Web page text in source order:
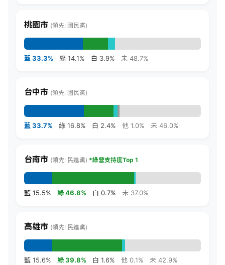
桃園市 (領先: 國民黨)
藍 33.3% 綠 14.1% 白 3.9% 未 48.7%
台中市 (領先: 國民黨)
藍 33.7% 綠 16.8% 白 2.4% 他 1.0% 未 46.0%
台南市 (領先: 民進黨) *綠營支持度Top 1
藍 15.5% 綠 46.8% 白 0.7% 未 37.0%
高雄市 (領先: 民進黨)
藍 15.6% 綠 39.8% 白 1.6% 他 0.1% 未 42.9%